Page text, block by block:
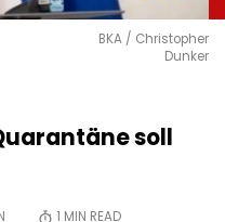
BKA / Christopher
Dunker
soll
1 MIN READ